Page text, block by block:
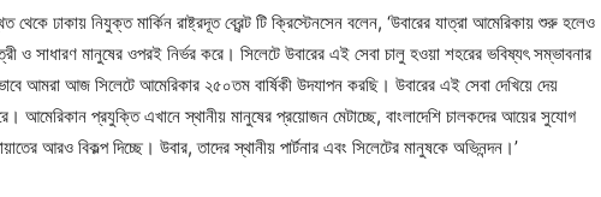
থেকে ঢাকায় নিযুক্ত মার্কিন রাষ্ট্রদূত ব্রেন্ট টি ক্রিস্টেনসেন বলেন, ‘উবারের যাত্রা আমেরিকায় শুরু হলেও
ও সাধারণ মানুষের ওপরই নির্ভর করে। সিলেটে উবারের এই সেবা চালু হওয়া শহরের ভবিষ্যৎ সম্ভাবনার
আমরা আজ সিলেটে আমেরিকার ২৫০তম বার্ষিকী উদযাপন করছি। উবারের এই সেবা দেখিয়ে দেয়
আমেরিকান প্রযুক্তি এখানে স্থানীয় মানুষের প্রয়োজন মেটাচ্ছে, বাংলাদেশি চালকদের আয়ের সুযোগ
আরও বিকল্প দিচ্ছে। উবার, তাদের স্থানীয় পার্টনার এবং সিলেটের মানুষকে অভিনন্দন।’